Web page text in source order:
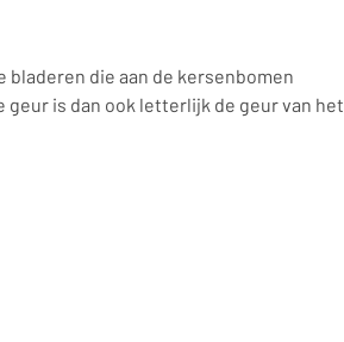
die aan de kersenbomen
is dan ook letterlijk de geur van het